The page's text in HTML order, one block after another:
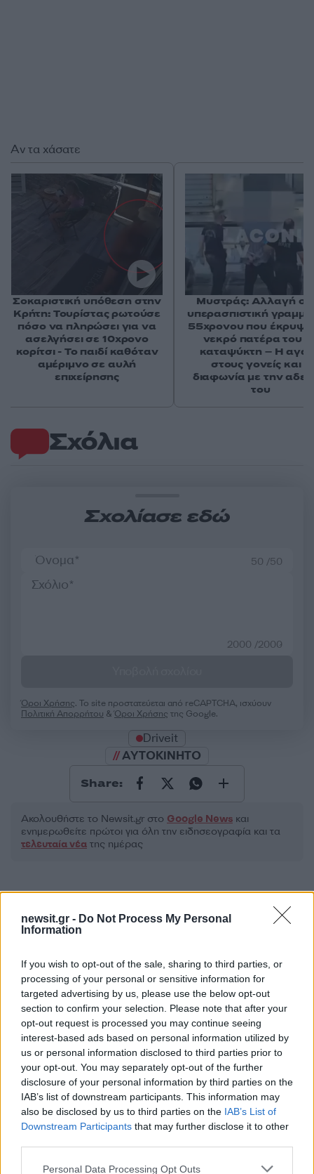
newsit.gr - Do Not Process My Personal
Information
If you wish to opt-out of the sale, sharing to third parties, or
processing of your personal or sensitive information for
targeted advertising by us, please use the below opt-out
section to confirm your selection. Please note that after your
opt-out request is processed you may continue seeing
interest-based ads based on personal information utilized by
us or personal information disclosed to third parties prior to
your opt-out. You may separately opt-out of the further
disclosure of your personal information by third parties on the
IAB’s list of downstream participants. This information may
also be disclosed by us to third parties on the IAB’s List of
Downstream Participants that may further disclose it to other
Please note that this website/app uses one or more Google
Personal Data Processing Opt Outs
Σχόλια
Σχολίασε εδώ
50 /50
2000 /2000
Όροι Χρήσης. Το site προστατεύεται από reCAPTCHA, ισχύουν
Πολιτική Απορρήτου &Όροι Χρήσης της Google.
Driveit
AYTOKINHTO
Share:
Ακολουθήστε το Νewsit.gr στο Google News και
ενημερωθείτε πρώτοι για όλη την ειδησεογραφία και τα
τελευταία νέα της ημέρας
Αν τα χάσατε
Σοκαριστική υπόθεση στην
Κρήτη: Τουρίστας ρωτούσε
πόσο να πληρώσει για να
ασελγήσει σε 10χρονο
κορίτσι - Το παιδί καθόταν
αμέριμνο σε αυλή
επιχείρησης
Μυστράς: Αλλαγή
υπερασπιστική
55χρονου που έκρυψε
νεκρό πατέρα του
καταψύκτη – Η
στους γονείς και η
διαφωνία με την
του
Πιο δημοφιλή
1 Σέρρες: Βίντεο ντοκουμέντο από το
τροχαίο με νεκρούς μητέρα και γιο – Ο
οδηγός του φορτηγού κατέγραψε τη
σύγκρουση
2Στα Χανιά για ολιγοήμερες διακοπές ο
Κυριάκος Μητσοτάκης με την σύζυγό του
Μαρέβα
3Marfin: Η 46χρονη πήρε προθεσμία για να
απολογηθεί την Τρίτη – «Είναι αθώα,
συμμετείχε στη διαδήλωση όπως και
100.000 άτομα»
4ΠΑΟΚ – Άντερλεχτ 0-1: Οι Θεσσαλονικείς